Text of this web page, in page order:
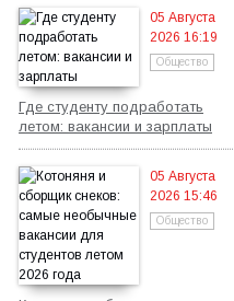
05 Августа
2026 16:19
Общество
Где студенту подработать
летом: вакансии и зарплаты
05 Августа
2026 15:46
Общество